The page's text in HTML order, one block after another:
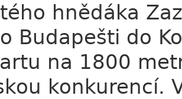
hnědáka
Budapešti do
na 1800
konkurencí.